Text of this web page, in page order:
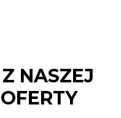
NASZEJ